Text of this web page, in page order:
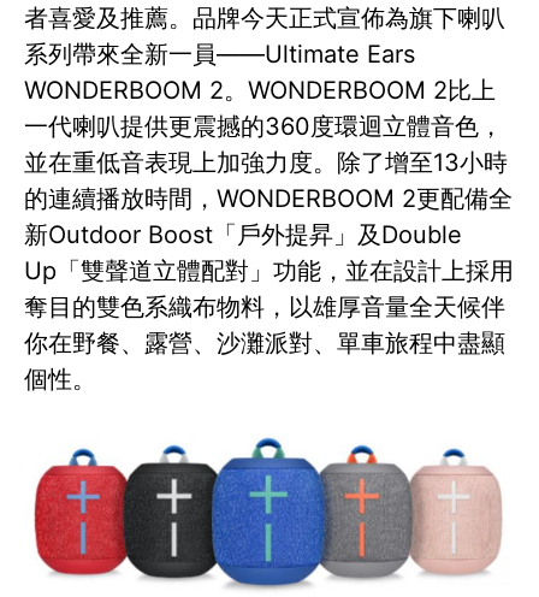
者喜愛及推薦。品牌今天正式宣佈為旗下喇叭
系列帶來全新一員——Ultimate Ears
WONDERBOOM 2。WONDERBOOM 2比上
一代喇叭提供更震撼的360度環迴立體音色，
並在重低音表現上加強力度。除了增至13小時
的連續播放時間，WONDERBOOM 2更配備全
新Outdoor Boost「戶外提昇」及Double
Up「雙聲道立體配對」功能，並在設計上採用
奪目的雙色系織布物料，以雄厚音量全天候伴
你在野餐、露營、沙灘派對、單車旅程中盡顯
個性。